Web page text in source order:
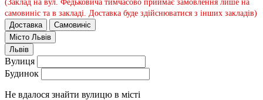
(Заклад на вул. Федьковича тимчасово приймає замовлення лише на
самовиніс та в закладі. Доставка буде здійснюватися з інших закладів)
Доставка
Самовиніс
Місто Львів
Львів
Вулиця
Будинок
Не вдалося знайти вулицю в місті